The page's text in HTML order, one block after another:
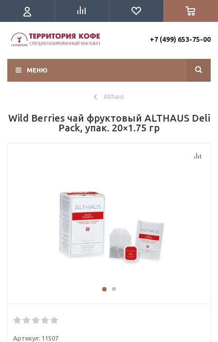
+7 (499) 653-75-00
МЕНЮ
Althaus
Wild Berries чай фруктовый ALTHAUS Deli
Рack, упак. 20×1.75 гр
Артикул: 11507